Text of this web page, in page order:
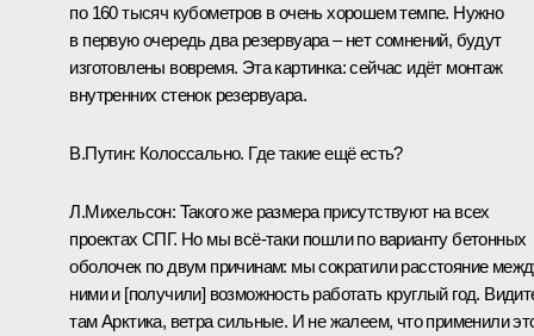
по 160 тысяч кубометров в очень хорошем темпе. Нужно
в первую очередь два резервуара – нет сомнений, будут
изготовлены вовремя. Эта картинка: сейчас идёт монтаж
внутренних стенок резервуара.
В.Путин: Колоссально. Где такие ещё есть?
Л.Михельсон: Такого же размера присутствуют на всех
проектах СПГ. Но мы всё‑таки пошли по варианту бетонных
оболочек по двум причинам: мы сократили расстояние
ними и [получили] возможность работать круглый год.
там Арктика, ветра сильные. И не жалеем, что применили